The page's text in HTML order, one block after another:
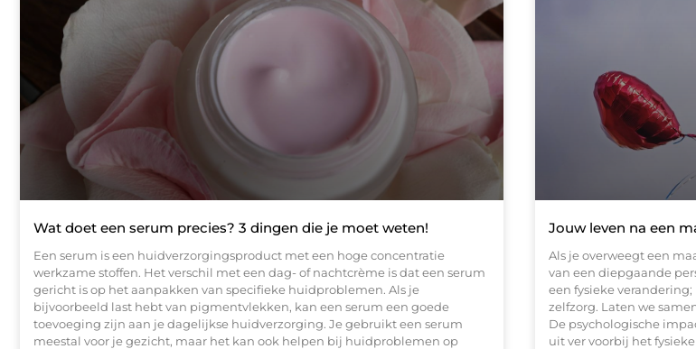
Wat doet een serum precies? 3 dingen die je moet weten!
Een serum is een huidverzorgingsproduct met een hoge concentratie
werkzame stoffen. Het verschil met een dag- of nachtcrème is dat een serum
gericht is op het aanpakken van specifieke huidproblemen. Als je
bijvoorbeeld last hebt van pigmentvlekken, kan een serum een goede
toevoeging zijn aan je dagelijkse huidverzorging. Je gebruikt een serum
meestal voor je gezicht, maar het kan ook helpen bij huidproblemen op
Jouw leven na een
Als je overweegt een
van een diepgaande
een fysieke
zelfzorg. Laten we
De psychologische
uit ver voorbij het